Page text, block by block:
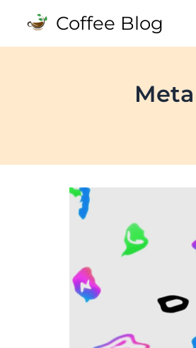
content
Coffee Blog